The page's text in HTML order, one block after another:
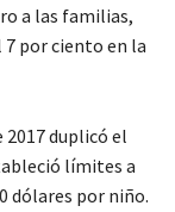
a las familias,
7 por ciento en la
2017 duplicó el
límites a
dólares por niño.